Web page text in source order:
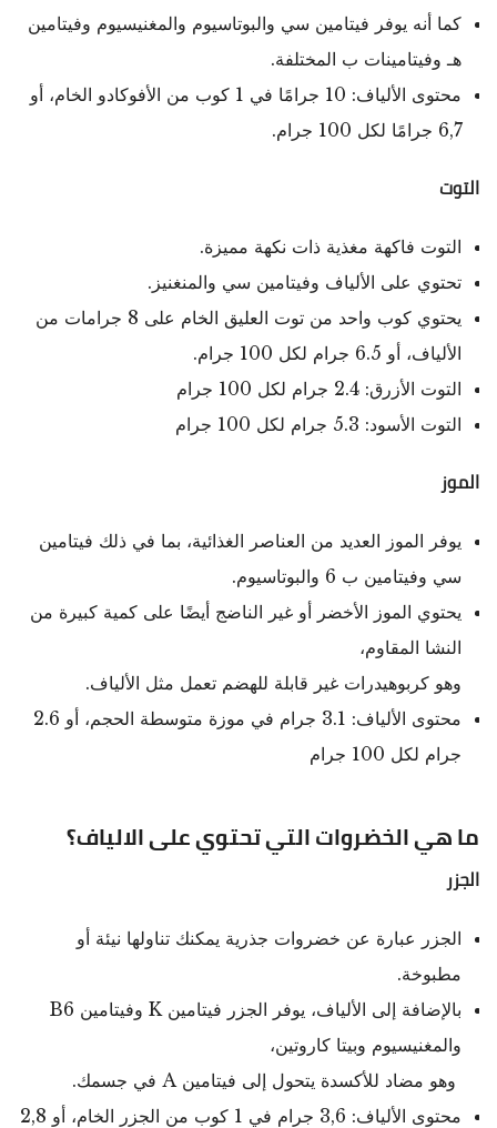
كما أنه يوفر فيتامين سي والبوتاسيوم والمغنيسيوم وفيتامين
هـ وفيتامينات ب المختلفة.
محتوى الألياف: 10 جرامًا في 1 كوب من الأفوكادو الخام، أو
6,7 جرامًا لكل 100 جرام.
التوت
التوت فاكهة مغذية ذات نكهة مميزة.
تحتوي على الألياف وفيتامين سي والمنغنيز.
يحتوي كوب واحد من توت العليق الخام على 8 جرامات من
الألياف، أو 6.5 جرام لكل 100 جرام.
التوت الأزرق: 2.4 جرام لكل 100 جرام
التوت الأسود: 5.3 جرام لكل 100 جرام
الموز
يوفر الموز العديد من العناصر الغذائية، بما في ذلك فيتامين
سي وفيتامين ب 6 والبوتاسيوم.
يحتوي الموز الأخضر أو غير الناضج أيضًا على كمية كبيرة من
النشا المقاوم،
وهو كربوهيدرات غير قابلة للهضم تعمل مثل الألياف.
محتوى الألياف: 3.1 جرام في موزة متوسطة الحجم، أو 2.6
جرام لكل 100 جرام
ما هي الخضروات التي تحتوي على الالياف؟
الجزر
الجزر عبارة عن خضروات جذرية يمكنك تناولها نيئة أو
مطبوخة.
بالإضافة إلى الألياف، يوفر الجزر فيتامين K وفيتامين B6
والمغنيسيوم وبيتا كاروتين،
وهو مضاد للأكسدة يتحول إلى فيتامين A في جسمك.
محتوى الألياف: 3,6 جرام في 1 كوب من الجزر الخام، أو 2,8